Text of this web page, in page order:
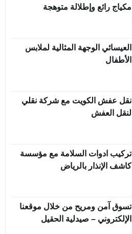
مكياج رائع وإطلالة متوهجة
العيسائي الوجهة المثالية لملابس
الأطفال
نقل عفش الكويت مع شركة نقلي
لنقل العفش
تركيب ادوات السلامة مع مؤسسة
كاشف الإنذار بالرياض
تسوق آمن ومريح من خلال موقعنا
الإلكتروني – صيدلية الحقيل